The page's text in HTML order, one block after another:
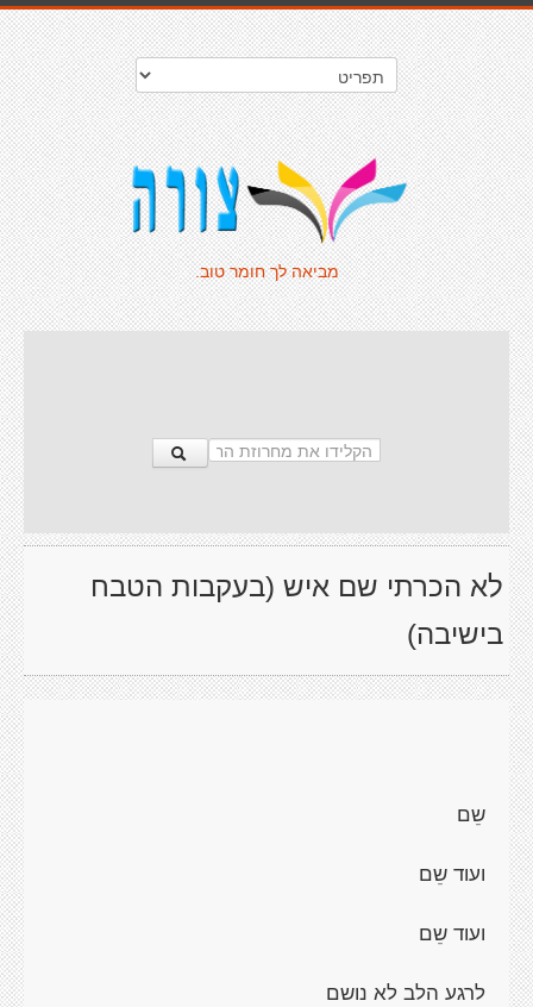
מביאה לך חומר טוב.
לא הכרתי שם איש (בעקבות הטבח
בישיבה)
שֵם
ועוד שֵם
ועוד שֵם
לרגע הלב לא נושם